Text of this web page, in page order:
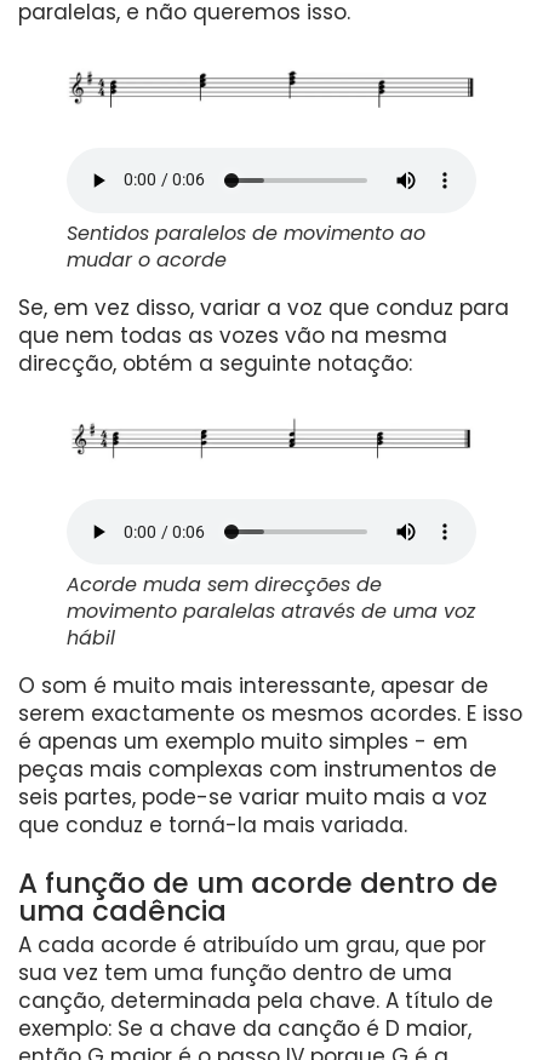
paralelas, e não queremos isso.
Sentidos paralelos de movimento ao
mudar o acorde
Se, em vez disso, variar a voz que conduz para
que nem todas as vozes vão na mesma
direcção, obtém a seguinte notação:
Acorde muda sem direcções de
movimento paralelas através de uma voz
hábil
O som é muito mais interessante, apesar de
serem exactamente os mesmos acordes. E isso
é apenas um exemplo muito simples - em
peças mais complexas com instrumentos de
seis partes, pode-se variar muito mais a voz
que conduz e torná-la mais variada.
A função de um acorde dentro de
uma cadência
A cada acorde é atribuído um grau, que por
sua vez tem uma função dentro de uma
canção, determinada pela chave. A título de
exemplo: Se a chave da canção é D maior,